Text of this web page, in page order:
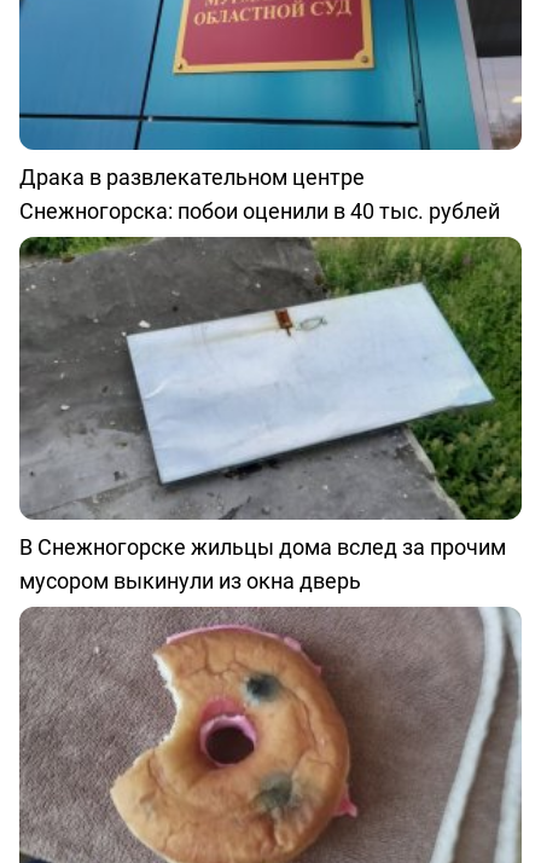
Драка в развлекательном центре
Снежногорска: побои оценили в 40 тыс. рублей
В Снежногорске жильцы дома вслед за прочим
мусором выкинули из окна дверь